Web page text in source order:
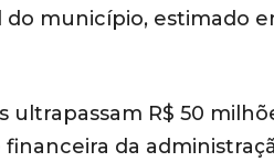
do município, estimado
R$ 50
da